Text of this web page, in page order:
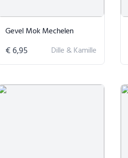
Gevel Mok Mechelen
€ 6,95 Dille & Kamille